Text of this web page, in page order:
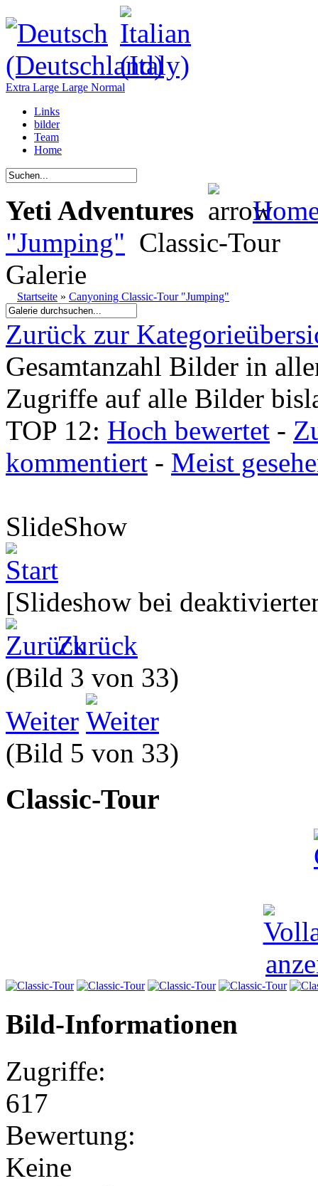
Extra Large Large Normal
Links
bilder
Team
Home
Yeti Adventures
"Jumping" Classic-Tour
Galerie
Startseite » Canyoning Classic-Tour "Jumping"
Zurück zur
Gesamtanzahl Bilder in
Zugriffe auf alle Bilder
TOP 12: Hoch bewertet -
kommentiert - Meist
SlideShow
[Slideshow bei
Zurück
(Bild 3 von 33)
Weiter
(Bild 5 von 33)
Classic-Tour
Bild-Informationen
Zugriffe:
617
Bewertung:
Keine